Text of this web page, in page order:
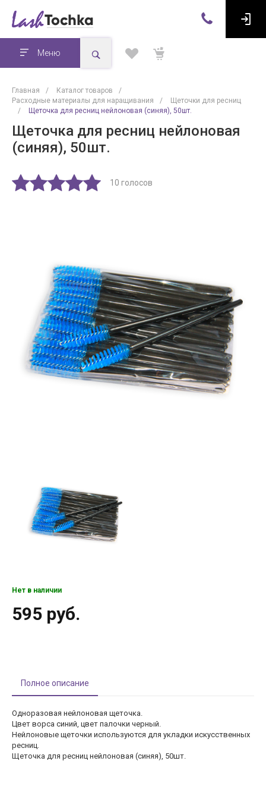
Меню
Главная / Каталог товаров
/
Расходные материалы для наращивания
/
Щеточки для ресниц
/
Щеточка для ресниц нейлоновая (синяя), 50шт.
Щеточка для ресниц нейлоновая
(синяя), 50шт.
10 голосов
Нет в наличии
595 руб.
Полное описание
Одноразовая нейлоновая щеточка.
Цвет ворса синий, цвет палочки черный.
Нейлоновые щеточки используются для укладки искусственных
ресниц.
Щеточка для ресниц нейлоновая (синяя), 50шт.